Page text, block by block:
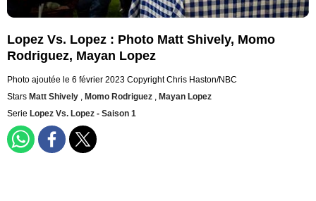
Lopez Vs. Lopez : Photo Matt Shively, Momo
Rodriguez, Mayan Lopez
Photo ajoutée le 6 février 2023 Copyright Chris Haston/NBC
Stars Matt Shively , Momo Rodriguez , Mayan Lopez
Serie Lopez Vs. Lopez - Saison 1